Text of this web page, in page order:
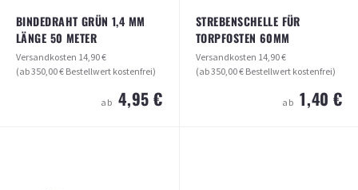
BINDEDRAHT GRÜN 1,4 MM
LÄNGE 50 METER
Versandkosten 14,90 €
(ab 350,00 € Bestellwert kostenfrei)
ab 4,95 €
STREBENSCHELLE FÜR
TORPFOSTEN 60MM
Versandkosten 14,90 €
(ab 350,00 € Bestellwert kostenfrei)
ab 1,40 €